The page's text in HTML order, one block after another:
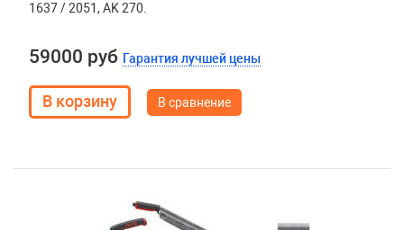
1637 / 2051, AK 270.
59000 руб Гарантия лучшей цены
В сравнение